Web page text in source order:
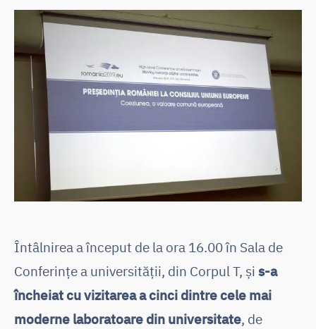
Întâlnirea a început de la ora 16.00 în Sala de
Conferințe a universității, din Corpul T, și s-a
încheiat cu vizitarea a cinci dintre cele mai
moderne laboratoare din universitate, de